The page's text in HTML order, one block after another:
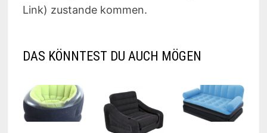
Link) zustande kommen.
DAS KÖNNTEST DU AUCH MÖGEN